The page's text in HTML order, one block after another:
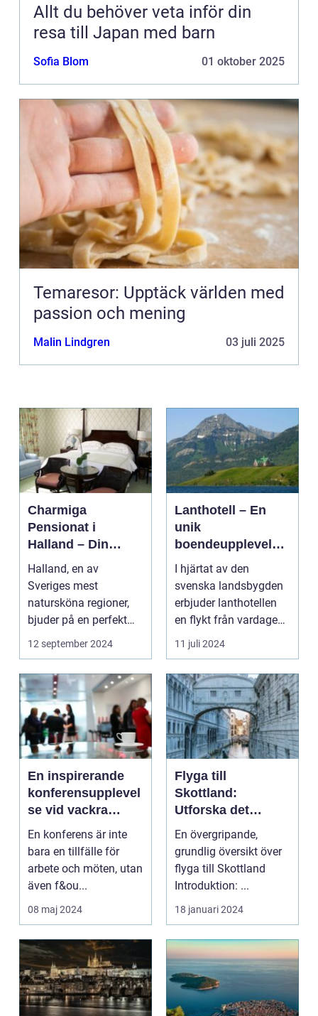
Allt du behöver veta inför din
resa till Japan med barn
Sofia Blom 01 oktober 2025
Temaresor: Upptäck världen med
passion och mening
Malin Lindgren 03 juli 2025
Charmiga
Pensionat i
Halland – Din
Guide till Ett
Bekymmersfritt
Getaway
Halland, en av
Sveriges mest
natursköna regioner,
bjuder på en perfekt
kombination av idy...
12 september 2024
Lanthotell – En
unik
boendeupplevelse
i harmoni med
naturen
I hjärtat av den
svenska landsbygden
erbjuder lanthotellen
en flykt från vardagens
hektik...
11 juli 2024
En inspirerande
konferensupplevel
se vid vackra
Tylösand
En konferens är inte
bara en tillfälle för
arbete och möten, utan
även f&ou...
08 maj 2024
Flyga till
Skottland:
Utforska det
vackra landet på
ännu enklast sätt
En övergripande,
grundlig översikt över
flyga till Skottland
Introduktion: ...
18 januari 2024